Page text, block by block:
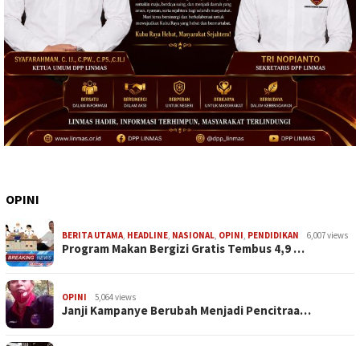
OPINI
BERITA UTAMA, HEADLINE, NASIONAL, OPINI, PENDIDIKAN 6,007 views
Program Makan Bergizi Gratis Tembus 4,9 …
OPINI 5,064 views
Janji Kampanye Berubah Menjadi Pencitraa…